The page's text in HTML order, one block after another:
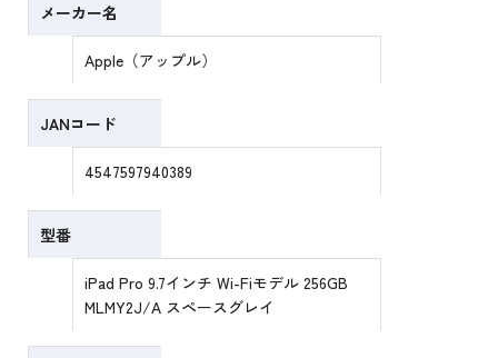
メーカー名
Apple（アップル）
JANコード
4547597940389
型番
iPad Pro 9.7インチ Wi-Fiモデル 256GB
MLMY2J/A スペースグレイ